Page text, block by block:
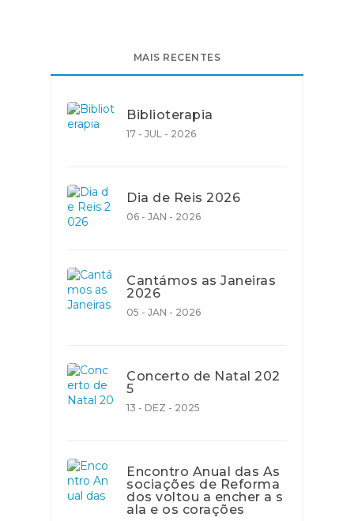
MAIS RECENTES
Biblioterapia
17 - JUL - 2026
Dia de Reis 2026
06 - JAN - 2026
Cantámos as Janeiras
2026
05 - JAN - 2026
Concerto de Natal 202
5
13 - DEZ - 2025
Encontro Anual das As
sociações de Reforma
dos voltou a encher a s
ala e os corações